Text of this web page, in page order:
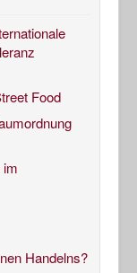
Food
Handelns?